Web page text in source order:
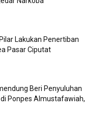
Lakukan Penertiban
Pasar Ciputat
Beri Penyuluhan
Ponpes Almustafawiah,